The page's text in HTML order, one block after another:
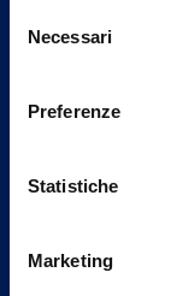
può trovare nel
delNecessari
Preferenze
Statistiche
Marketing
Contattaci